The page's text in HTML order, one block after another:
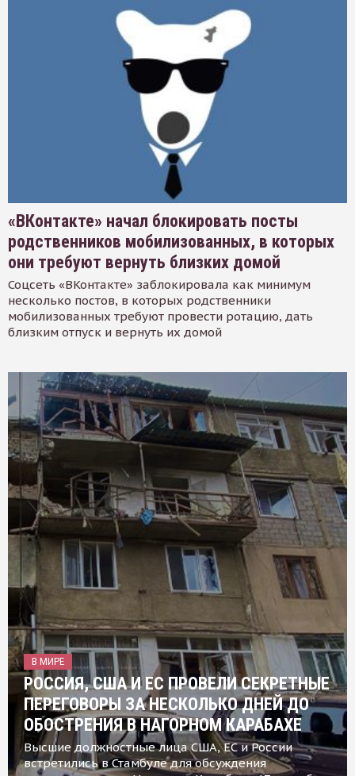
«ВКонтакте» начал блокировать посты
родственников мобилизованных, в которых
они требуют вернуть близких домой
Соцсеть «ВКонтакте» заблокировала как минимум
несколько постов, в которых родственники
мобилизованных требуют провести ротацию, дать
близким отпуск и вернуть их домой
В МИРЕ
РОССИЯ, США И ЕС ПРОВЕЛИ СЕКРЕТНЫЕ
ПЕРЕГОВОРЫ ЗА НЕСКОЛЬКО ДНЕЙ ДО
ОБОСТРЕНИЯ В НАГОРНОМ КАРАБАХЕ
Высшие должностные лица США, ЕС и России
встретились в Стамбуле для обсуждения